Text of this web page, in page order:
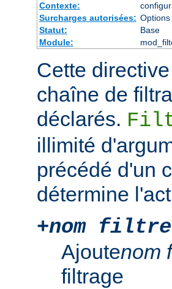
Contexte:
Surcharges autorisées: Options
Statut:
Base
Module:
Cette
chaîne de
déclarés.
illimité
précédé d'un
détermine
+nom filtre
Ajoutenom
filtrage